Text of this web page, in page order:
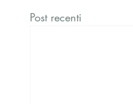
Post recenti